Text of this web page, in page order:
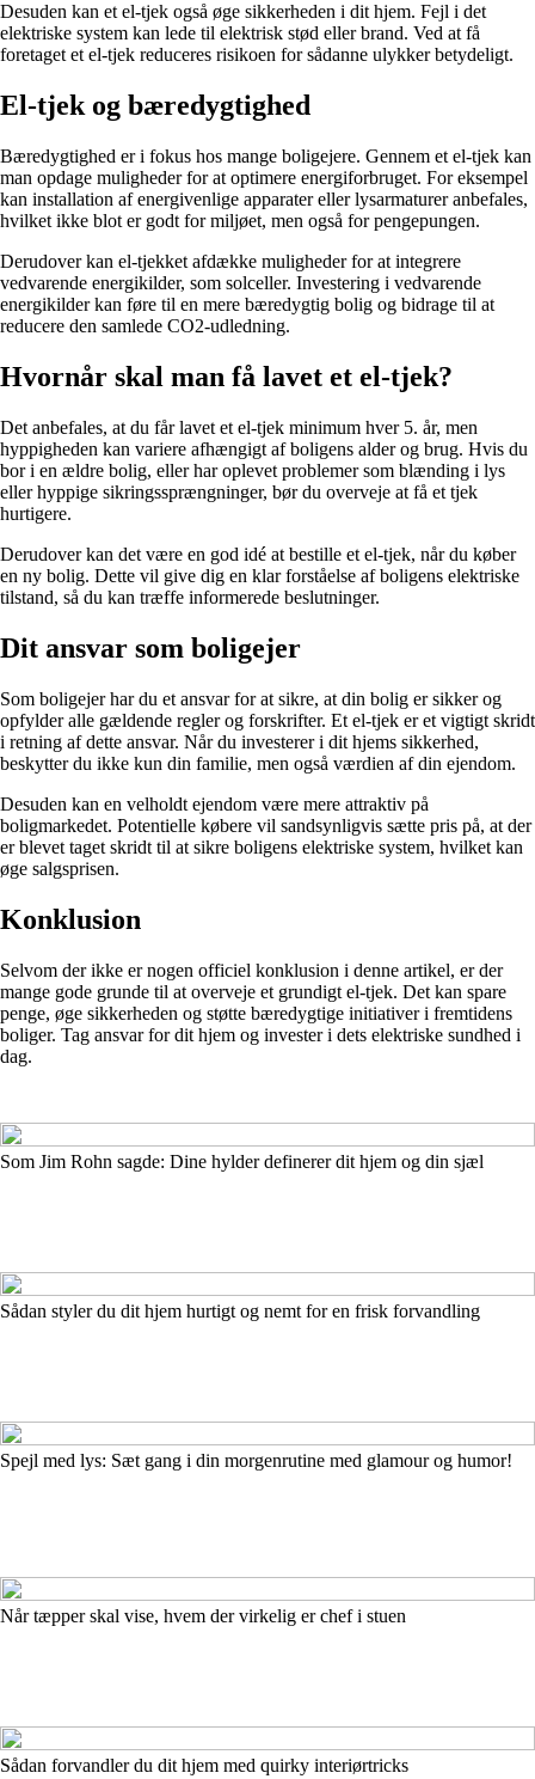
Desuden kan et el-tjek også øge sikkerheden i dit hjem. Fejl i det
elektriske system kan lede til elektrisk stød eller brand. Ved at få
foretaget et el-tjek reduceres risikoen for sådanne ulykker betydeligt.
El-tjek og bæredygtighed
Bæredygtighed er i fokus hos mange boligejere. Gennem et el-tjek kan
man opdage muligheder for at optimere energiforbruget. For eksempel
kan installation af energivenlige apparater eller lysarmaturer anbefales,
hvilket ikke blot er godt for miljøet, men også for pengepungen.
Derudover kan el-tjekket afdække muligheder for at integrere
vedvarende energikilder, som solceller. Investering i vedvarende
energikilder kan føre til en mere bæredygtig bolig og bidrage til at
reducere den samlede CO2-udledning.
Hvornår skal man få lavet et el-tjek?
Det anbefales, at du får lavet et el-tjek minimum hver 5. år, men
hyppigheden kan variere afhængigt af boligens alder og brug. Hvis du
bor i en ældre bolig, eller har oplevet problemer som blænding i lys
eller hyppige sikringssprængninger, bør du overveje at få et tjek
hurtigere.
Derudover kan det være en god idé at bestille et el-tjek, når du køber
en ny bolig. Dette vil give dig en klar forståelse af boligens elektriske
tilstand, så du kan træffe informerede beslutninger.
Dit ansvar som boligejer
Som boligejer har du et ansvar for at sikre, at din bolig er sikker og
opfylder alle gældende regler og forskrifter. Et el-tjek er et vigtigt skridt
i retning af dette ansvar. Når du investerer i dit hjems sikkerhed,
beskytter du ikke kun din familie, men også værdien af din ejendom.
Desuden kan en velholdt ejendom være mere attraktiv på
boligmarkedet. Potentielle købere vil sandsynligvis sætte pris på, at der
er blevet taget skridt til at sikre boligens elektriske system, hvilket kan
øge salgsprisen.
Konklusion
Selvom der ikke er nogen officiel konklusion i denne artikel, er der
mange gode grunde til at overveje et grundigt el-tjek. Det kan spare
penge, øge sikkerheden og støtte bæredygtige initiativer i fremtidens
boliger. Tag ansvar for dit hjem og invester i dets elektriske sundhed i
dag.
Som Jim Rohn sagde: Dine hylder definerer dit hjem og din sjæl
Sådan styler du dit hjem hurtigt og nemt for en frisk forvandling
Spejl med lys: Sæt gang i din morgenrutine med glamour og humor!
Når tæpper skal vise, hvem der virkelig er chef i stuen
Sådan forvandler du dit hjem med quirky interiørtricks